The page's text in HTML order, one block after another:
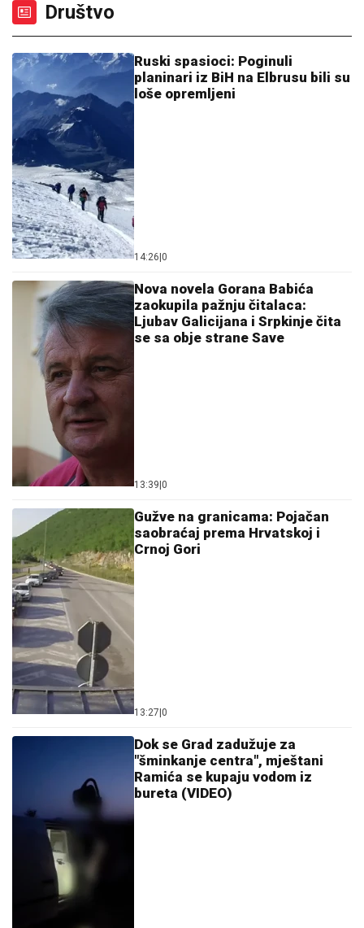
Društvo
Ruski spasioci: Poginuli
planinari iz BiH na Elbrusu bili su
loše opremljeni
14:26 0
Nova novela Gorana Babića
zaokupila pažnju čitalaca:
Ljubav Galicijana i Srpkinje čita
se sa obje strane Save
13:39 0
Gužve na granicama: Pojačan
saobraćaj prema Hrvatskoj i
Crnoj Gori
13:27 0
Dok se Grad zadužuje za
"šminkanje centra", mještani
Ramića se kupaju vodom iz
bureta (VIDEO)